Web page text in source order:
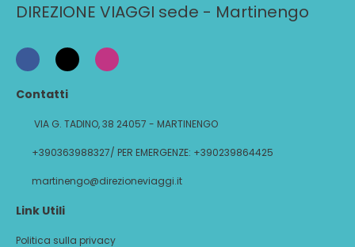
DIREZIONE VIAGGI sede - Martinengo
Contatti
VIA G. TADINO, 38 24057 - MARTINENGO
+390363988327/ PER EMERGENZE: +390239864425
martinengo@direzioneviaggi.it
Link Utili
Politica sulla privacy